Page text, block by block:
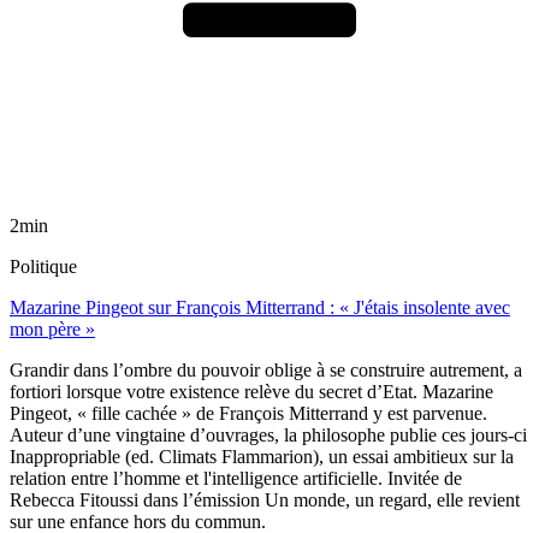
2min
Politique
Mazarine Pingeot sur François Mitterrand : « J'étais insolente avec
mon père »
Grandir dans l’ombre du pouvoir oblige à se construire autrement, a
fortiori lorsque votre existence relève du secret d’Etat. Mazarine
Pingeot, « fille cachée » de François Mitterrand y est parvenue.
Auteur d’une vingtaine d’ouvrages, la philosophe publie ces jours-ci
Inappropriable (ed. Climats Flammarion), un essai ambitieux sur la
relation entre l’homme et l'intelligence artificielle. Invitée de
Rebecca Fitoussi dans l’émission Un monde, un regard, elle revient
sur une enfance hors du commun.